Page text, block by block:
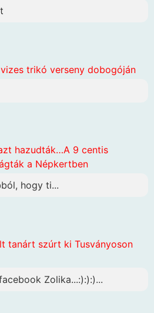
trikó verseny dobogóján
hazudták…A 9 centis
a Népkertben
hogy ti...
tanárt szúrt ki Tusványoson
Zolika...:):):)...